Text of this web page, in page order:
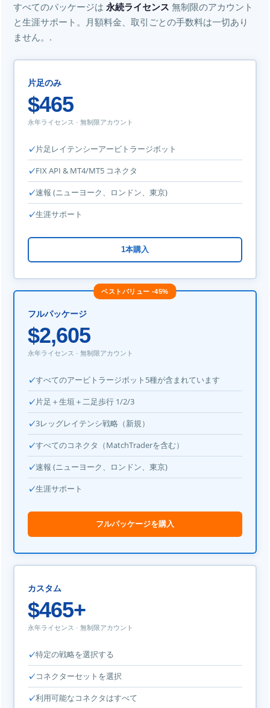
すべてのパッケージは 永続ライセンス 無制限のアカウント
と生涯サポート。月額料金、取引ごとの手数料は一切あり
ません。.
片足のみ
$465
永年ライセンス · 無制限アカウント
片足レイテンシーアービトラージボット
FIX API & MT4/MT5 コネクタ
速報 (ニューヨーク、ロンドン、東京)
生涯サポート
1本購入
ベストバリュー -45%
フルパッケージ
$2,605
永年ライセンス · 無制限アカウント
すべてのアービトラージボット5種が含まれています
片足＋生垣＋二足歩行 1/2/3
3レッグレイテンシ戦略（新規）
すべてのコネクタ（MatchTraderを含む）
速報 (ニューヨーク、ロンドン、東京)
生涯サポート
フルパッケージを購入
カスタム
$465+
永年ライセンス · 無制限アカウント
特定の戦略を選択する
コネクターセットを選択
利用可能なコネクタはすべて